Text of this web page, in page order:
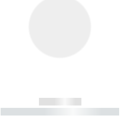
------------
----------- ----------- ----------